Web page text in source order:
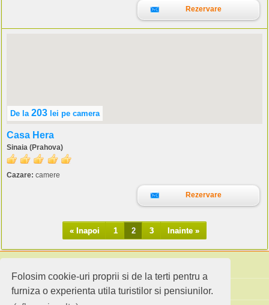
Folosim cookie-uri proprii si de la terti pentru a
furniza o experienta utila turistilor si pensiunilor.
Rezervare
De la 203 lei pe camera
Casa Hera
Sinaia (Prahova)
Cazare: camere
Rezervare
« Inapoi 1 2 3 Inainte »
Cauta pensiuni